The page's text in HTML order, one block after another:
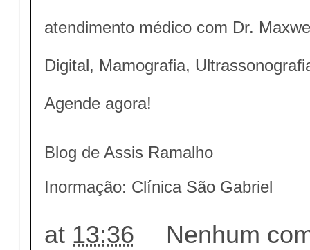
atendimento médico com Dr.
Digital, Mamografia,
Agende agora!
Blog de Assis Ramalho
Inormação: Clínica São Gabriel
at 13:36 Nenhum